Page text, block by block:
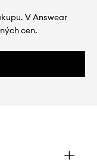
V Answear
cen.